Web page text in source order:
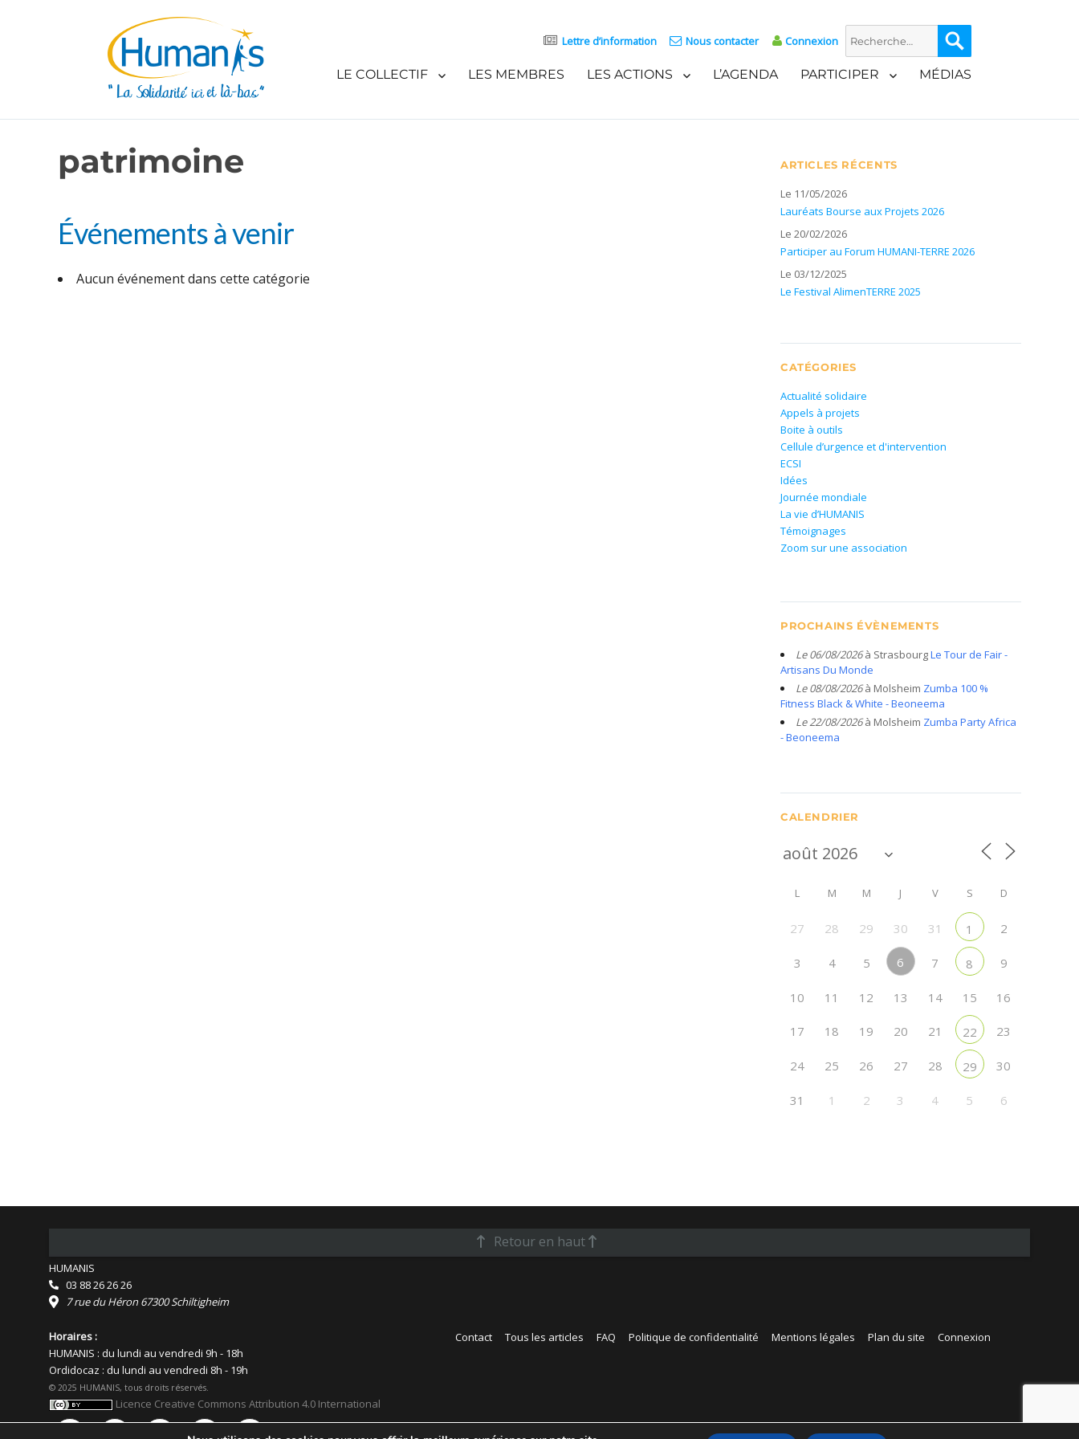
Lettre d’information Nous contacter Connexion
Recherche
pour :
LE COLLECTIF LES MEMBRES LES ACTIONS L’AGENDA PARTICIPER MÉDIAS
patrimoine
Événements à venir
Aucun événement dans cette catégorie
ARTICLES RÉCENTS
Le 11/05/2026
Lauréats Bourse aux Projets 2026
Le 20/02/2026
Participer au Forum HUMANI-TERRE 2026
Le 03/12/2025
Le Festival AlimenTERRE 2025
CATÉGORIES
Actualité solidaire
Appels à projets
Boite à outils
Cellule d’urgence et d'intervention
ECSI
Idées
Journée mondiale
La vie d’HUMANIS
Témoignages
Zoom sur une association
PROCHAINS ÉVÈNEMENTS
Le 06/08/2026à StrasbourgLe Tour de Fair -
Artisans Du Monde
Le 08/08/2026à Molsheim Zumba 100 %
Fitness Black & White - Beoneema
Le 22/08/2026à Molsheim Zumba Party Africa
- Beoneema
CALENDRIER
L M M J V S D
27 28 29 30 31 1 2
3 4 5 6 7 8 9
10 11 12 13 14 15 16
17 18 19 20 21 22 23
24 25 26 27 28 29 30
31 1 2 3 4 5 6
Retour en haut
Contact Tous les articles FAQ Politique de confidentialité Mentions légales Plan du site Connexion
HUMANIS
03 88 26 26 26
7 rue du Héron 67300 Schiltigheim
Horaires :
HUMANIS : du lundi au vendredi 9h - 18h
Ordidocaz : du lundi au vendredi 8h - 19h
© 2025 HUMANIS, tous droits réservés.
Licence Creative Commons Attribution 4.0 International